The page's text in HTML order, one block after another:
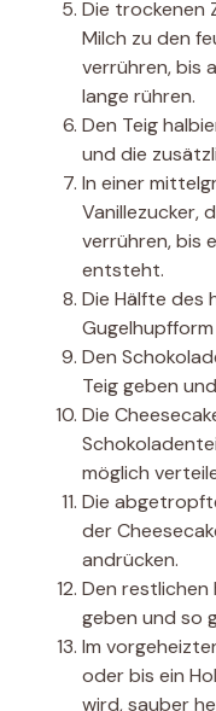
Die trockenen
Milch zu den
verrühren, bis
lange rühren.
Den Teig
und die
In einer
Vanillezucker,
verrühren, bis
entsteht.
Die Hälfte des
Den
Teig geben
Die
möglich
Die
der
andrücken.
Den restlichen
geben und so
Im
oder bis ein
wird, sauber